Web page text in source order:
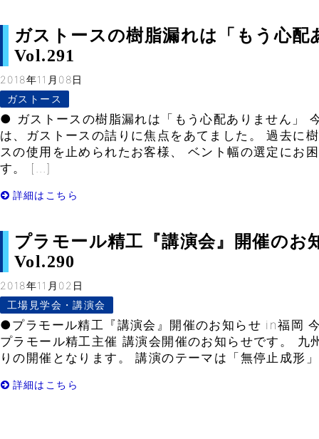
ガストースの樹脂漏れは「もう心配
Vol.291
2018年11月08日
ガストース
● ガストースの樹脂漏れは「もう心配ありません」
は、ガストースの詰りに焦点をあてました。 過去に
スの使用を止められたお客様、 ベント幅の選定にお
す。 […]
詳細はこちら
プラモール精工『講演会』開催のお
Vol.290
2018年11月02日
工場見学会・講演会
●プラモール精工『講演会』開催のお知らせ in福岡
プラモール精工主催 講演会開催のお知らせです。 九
りの開催となります。 講演のテーマは「無停止成形
詳細はこちら